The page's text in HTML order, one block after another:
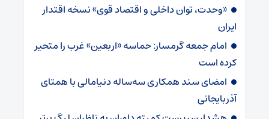
«وحدت، توان داخلی و اقتصاد قوی» نسخه اقتدار
ایران
امام جمعه گرمسار: حماسه «اربعین» غرب را متحیر
کرده است
امضای سند همکاری سه‌ساله دنیامالی با همتای
آذربایجانی